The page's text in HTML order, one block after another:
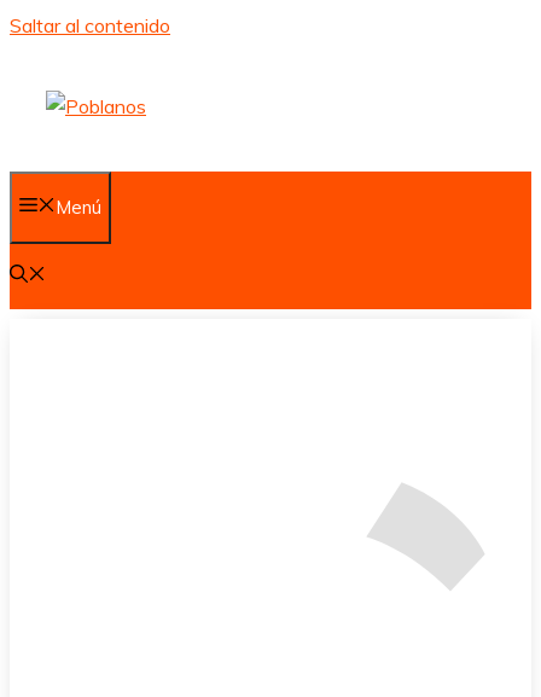
Saltar al contenido
Menú